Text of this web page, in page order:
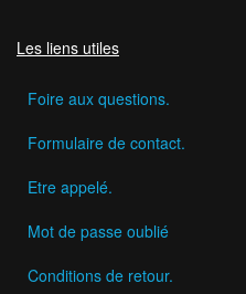
Les liens utiles
Foire aux questions.
Formulaire de contact.
Etre appelé.
Mot de passe oublié
Conditions de retour.